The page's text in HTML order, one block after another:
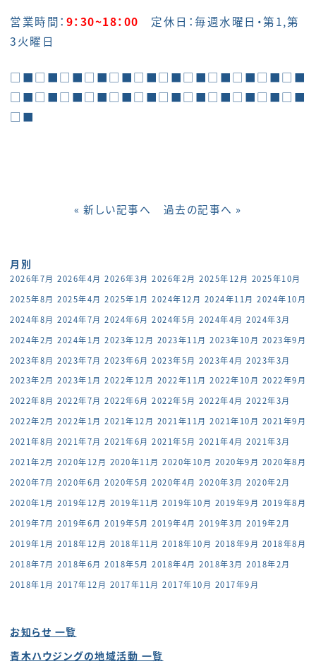
営業時間： 9：30~18：00 定休日：毎週水曜日・第1,第
3火曜日
□■□■□■□■□■□■□■□■□■□■□■□■
□■□■□■□■□■□■□■□■□■□■□■□■
□■
« 新しい記事へ 過去の記事へ »
月別
2026年7月 2026年4月 2026年3月 2026年2月 2025年12月 2025年10月
2025年8月 2025年4月 2025年1月 2024年12月 2024年11月 2024年10月
2024年8月 2024年7月 2024年6月 2024年5月 2024年4月 2024年3月
2024年2月 2024年1月 2023年12月 2023年11月 2023年10月 2023年9月
2023年8月 2023年7月 2023年6月 2023年5月 2023年4月 2023年3月
2023年2月 2023年1月 2022年12月 2022年11月 2022年10月 2022年9月
2022年8月 2022年7月 2022年6月 2022年5月 2022年4月 2022年3月
2022年2月 2022年1月 2021年12月 2021年11月 2021年10月 2021年9月
2021年8月 2021年7月 2021年6月 2021年5月 2021年4月 2021年3月
2021年2月 2020年12月 2020年11月 2020年10月 2020年9月 2020年8月
2020年7月 2020年6月 2020年5月 2020年4月 2020年3月 2020年2月
2020年1月 2019年12月 2019年11月 2019年10月 2019年9月 2019年8月
2019年7月 2019年6月 2019年5月 2019年4月 2019年3月 2019年2月
2019年1月 2018年12月 2018年11月 2018年10月 2018年9月 2018年8月
2018年7月 2018年6月 2018年5月 2018年4月 2018年3月 2018年2月
2018年1月 2017年12月 2017年11月 2017年10月 2017年9月
お知らせ 一覧
青木ハウジングの地域活動 一覧